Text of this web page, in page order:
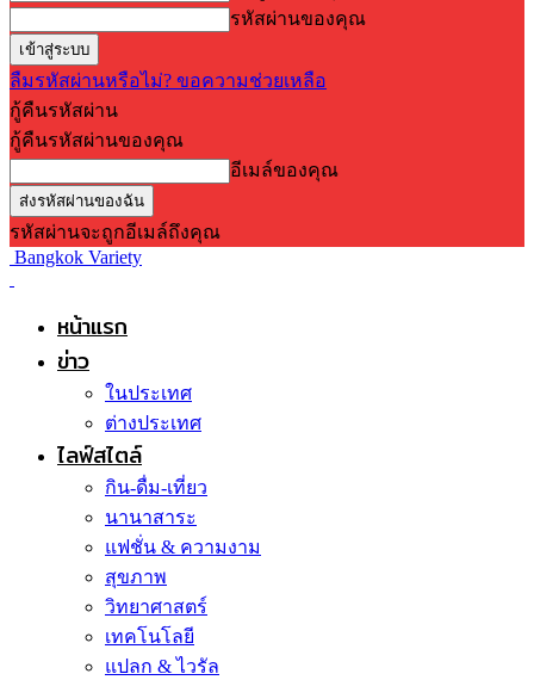
รหัสผ่านของคุณ
ลืมรหัสผ่านหรือไม่? ขอความช่วยเหลือ
กู้คืนรหัสผ่าน
กู้คืนรหัสผ่านของคุณ
อีเมล์ของคุณ
รหัสผ่านจะถูกอีเมล์ถึงคุณ
Bangkok Variety
หน้าแรก
ข่าว
ในประเทศ
ต่างประเทศ
ไลฟ์สไตล์
กิน-ดื่ม-เที่ยว
นานาสาระ
แฟชั่น & ความงาม
สุขภาพ
วิทยาศาสตร์
เทคโนโลยี
แปลก & ไวรัล